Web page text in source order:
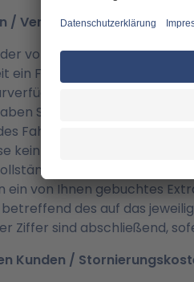
/ Verfügbarkeit
von Ihnen gebuchten
ein Fahrzeug einer höheren
eines
Sie Anspruch auf
Fahrzeugs gültigen Tarifs
kein Fahrzeug verfügbar
Erstattung des
von Ihnen gebuchtes
des auf das
Ziffer sind abschließend,
Kunden /